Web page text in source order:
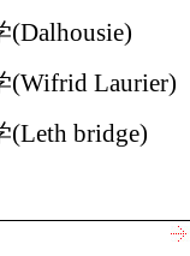
Laurier)
bridge)